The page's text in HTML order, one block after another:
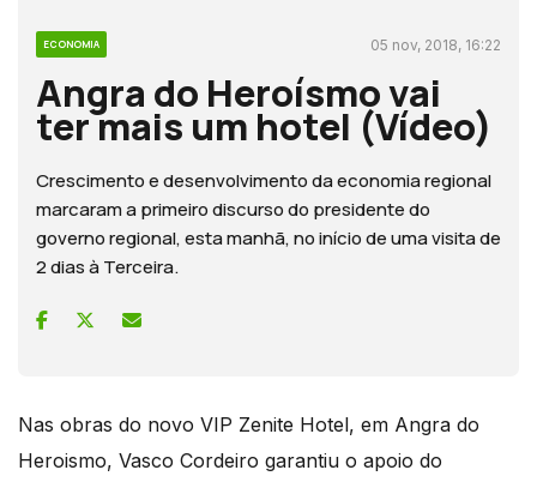
ECONOMIA 05 nov, 2018, 16:22
Angra do Heroísmo vai
ter mais um hotel (Vídeo)
Crescimento e desenvolvimento da economia regional
marcaram a primeiro discurso do presidente do
governo regional, esta manhã, no início de uma visita de
2 dias à Terceira.
Nas obras do novo VIP Zenite Hotel, em Angra do
Heroismo, Vasco Cordeiro garantiu o apoio do